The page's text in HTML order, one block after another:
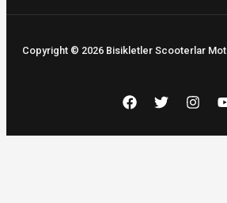
Copyright © 2026 Bisikletler Scooterlar